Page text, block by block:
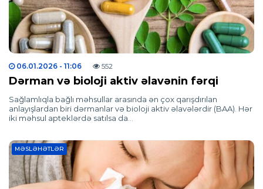
06.01.2026 - 11:06 552
Dərman və bioloji aktiv əlavənin fərqi
Sağlamlıqla bağlı məhsullar arasında ən çox qarışdırılan
anlayışlardan biri dərmanlar və bioloji aktiv əlavələrdir (BAA). Hər
iki məhsul apteklərdə satılsa da…
MƏSLƏHƏTLƏR